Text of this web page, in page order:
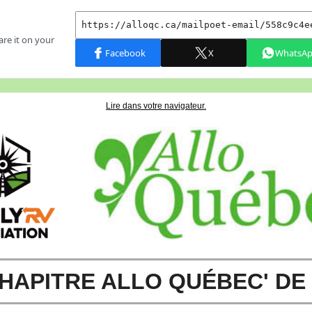
Lire dans votre navigateur.
ALLO QUÉBEC' DE